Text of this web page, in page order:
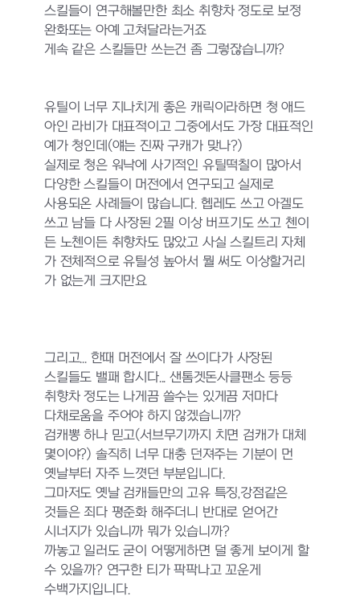
스킬들이 연구해볼만한 최소 취향차 정도로 보정
완화또는 아예 고쳐달라는거죠
게속 같은 스킬들만 쓰는건 좀 그렇잖습니까?
유틸이 너무 지나치게 좋은 캐릭이라하면 청 애드
아인 라비가 대표적이고 그중에서도 가장 대표적인
예가 청인데(얘는 진짜 구캐가 맞나?)
실제로 청은 워낙에 사기적인 유틸떡칠이 많아서
다양한 스킬들이 머전에서 연구되고 실제로
사용되온 사례들이 많습니다. 헵레도 쓰고 아겔도
쓰고 남들 다 사장된 2필 이상 버프기도 쓰고 첸이
든 노첸이든 취향차도 많았고 사실 스킬트리 자체
가 전체적으로 유틸성 높아서 뭘 써도 이상할거리
가 없는게 크지만요
그리고... 한때 머전에서 잘 쓰이다가 사장된
스킬들도 밸패 합시다... 샌톰겟돈사클팬소 등등
취향차 정도는 나게끔 쓸수는 있게끔 저마다
다채로움을 주어야 하지 않겠습니까?
검캐뽕 하나 믿고(서브무기까지 치면 검캐가 대체
몇이야?) 솔직히 너무 대충 던져주는 기분이 먼
옛날부터 자주 느꼇던 부분입니다.
그마저도 옛날 검캐들만의 고유 특징,강점같은
것들은 죄다 평준화 해주더니 반대로 얻어간
시너지가 있습니까 뭐가 있습니까?
까놓고 일러도 굳이 어떻게하면 덜 좋게 보이게 할
수 있을까? 연구한 티가 팍팍나고 꼬운게
수백가지입니다.